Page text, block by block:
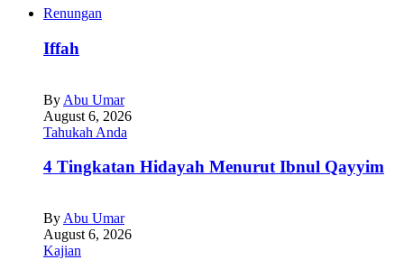
Renungan
Iffah
By Abu Umar
August 6, 2026
Tahukah Anda
4 Tingkatan Hidayah Menurut Ibnul Qayyim
By Abu Umar
August 6, 2026
Kajian